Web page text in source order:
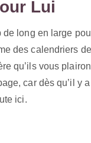
Lui
long en large
des calendriers
qu’ils vous
car dès qu’il y
ici.